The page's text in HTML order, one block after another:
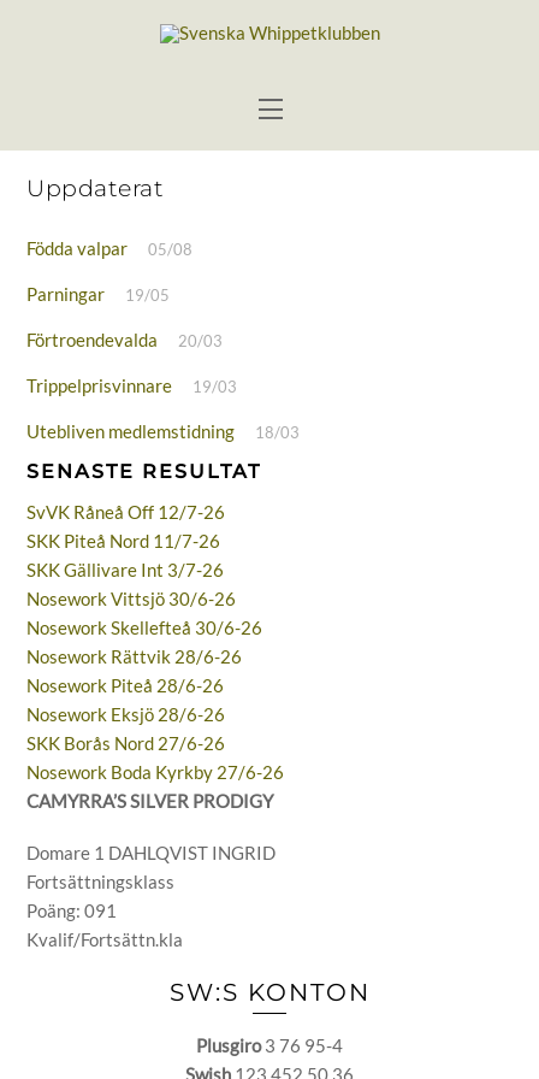
Menu
Uppdaterat
Födda valpar 05/08
Parningar 19/05
Förtroendevalda 20/03
Trippelprisvinnare 19/03
Utebliven medlemstidning 18/03
SENASTE RESULTAT
SvVK Råneå Off 12/7-26
SKK Piteå Nord 11/7-26
SKK Gällivare Int 3/7-26
Nosework Vittsjö 30/6-26
Nosework Skellefteå 30/6-26
Nosework Rättvik 28/6-26
Nosework Piteå 28/6-26
Nosework Eksjö 28/6-26
SKK Borås Nord 27/6-26
Nosework Boda Kyrkby 27/6-26
CAMYRRA’S SILVER PRODIGY
Domare 1 DAHLQVIST INGRID
Fortsättningsklass
Poäng: 091
Kvalif/Fortsättn.kla
SW:S KONTON
Plusgiro3 76 95-4
Swish 123 452 50 36